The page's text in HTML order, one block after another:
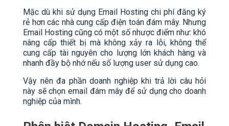
Mặc dù khi sử dụng Email Hosting chi phí đăng ký
rẻ hơn các nhà cung cấp điện toán đám mây. Nhưng
Email Hosting cũng có một số nhược điểm như: khó
nâng cấp thiết bị mà không xảy ra lỗi, không thể
cung cấp tài nguyên cho lượng lớn khách hàng và
nhanh đầy bộ nhớ nếu số lượng user sử dụng cao.
Vậy nên đa phần doanh nghiệp khi trả lời câu hỏi
này sẽ chọn email đám mây để sử dụng cho doanh
nghiệp của mình.